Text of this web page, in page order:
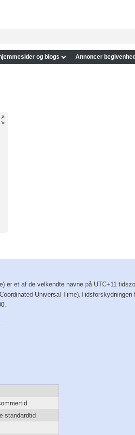
og blogs Annoncer
er et af de velkendte navne på UTC+11
Universal Time).Tidsforskydningen
standardtid